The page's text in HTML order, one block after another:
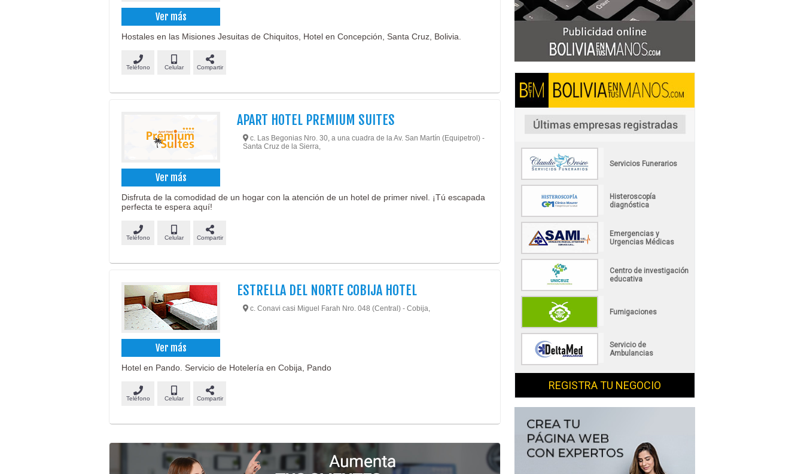
Ver más
Hostales en las Misiones Jesuitas de Chiquitos, Hotel en Concepción, Santa Cruz, Bolivia.
Teléfono Celular Compartir
Ver más
APART HOTEL PREMIUM SUITES
c. Las Begonias Nro. 30, a una cuadra de la Av. San Martín (Equipetrol) -
Santa Cruz de la Sierra,
Disfruta de la comodidad de un hogar con la atención de un hotel de primer nivel. ¡Tú escapada
perfecta te espera aquí!
Teléfono Celular Compartir
Ver más
ESTRELLA DEL NORTE COBIJA HOTEL
c. Conavi casi Miguel Farah Nro. 048 (Central) - Cobija,
Hotel en Pando. Servicio de Hotelería en Cobija, Pando
Teléfono Celular Compartir
Servicios Funerarios
Histeroscopía
diagnóstica
Emergencias y
Urgencias Médicas
Centro de investigación
educativa
Fumigaciones
Servicio de
Ambulancias
REGISTRA TU NEGOCIO